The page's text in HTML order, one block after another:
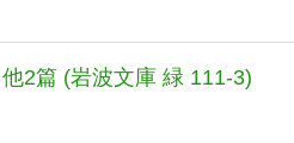
2篇 (岩波文庫 緑 111-3)